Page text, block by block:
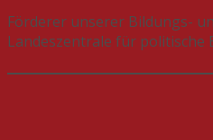
Förderer unserer Bildungs-
Landeszentrale für politische